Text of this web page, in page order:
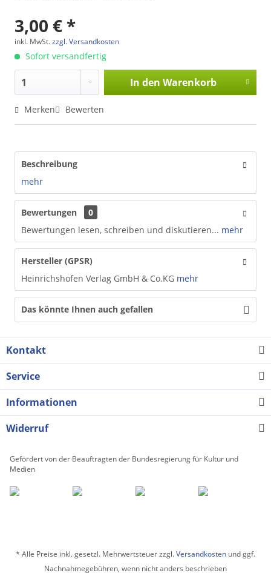
3,00 € *
inkl. MwSt.zzgl. Versandkosten
Sofort versandfertig
In den Warenkorb
Merken Bewerten
Beschreibung
mehr
Bewertungen
0
Bewertungen lesen, schreiben und diskutieren... mehr
Hersteller (GPSR)
Heinrichshofen Verlag GmbH & Co.KG mehr
Das könnte Ihnen auch gefallen
Kontakt
Service
Informationen
Widerruf
Gefördert von der Beauftragten der Bundesregierung für Kultur und
Medien
* Alle Preise inkl. gesetzl. Mehrwertsteuer zzgl.Versandkosten und ggf.
Nachnahmegebühren, wenn nicht anders beschrieben